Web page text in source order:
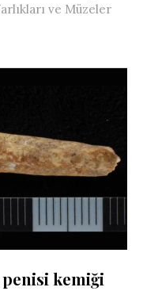
ve Müzeler
kemiği